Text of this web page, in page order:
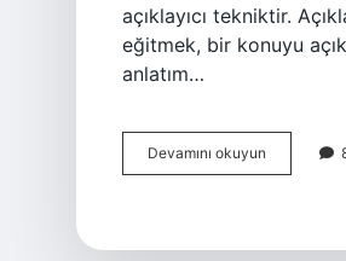
açıklayıcı tekniktir.
eğitmek, bir konuyu
anlatım…
Devamını okuyun Açıklama
Nedir